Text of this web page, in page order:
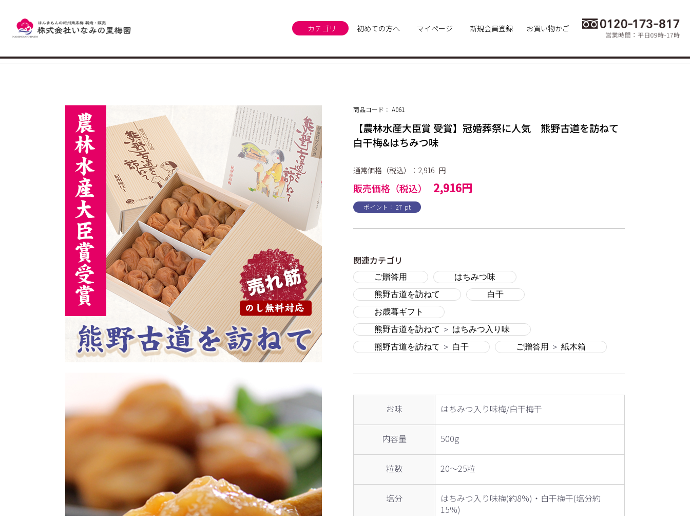
カテゴリ 初めての方へ マイページ 新規会員登録 お買い物かご
商品コード： A061
【農林水産大臣賞 受賞】冠婚葬祭に人気 熊野古道を訪ねて
白干梅&はちみつ味
通常価格（税込）：2,916 円
販売価格（税込） 2,916円
ポイント： 27 pt
関連カテゴリ
ご贈答用
はちみつ味
熊野古道を訪ねて
白干
お歳暮ギフト
熊野古道を訪ねて ＞ はちみつ入り味
熊野古道を訪ねて ＞ 白干 ご贈答用 ＞ 紙木箱
お味 はちみつ入り味梅/白干梅干
内容量 500g
粒数 20～25粒
塩分
はちみつ入り味梅(約8%)・白干梅干(塩分約
15%)